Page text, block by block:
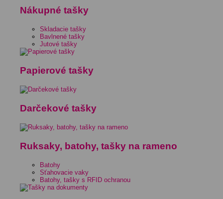
Nákupné tašky
Skladacie tašky
Bavlnené tašky
Jutové tašky
Papierové tašky
Darčekové tašky
Ruksaky, batohy, tašky na rameno
Batohy
Sťahovacie vaky
Batohy, tašky s RFID ochranou